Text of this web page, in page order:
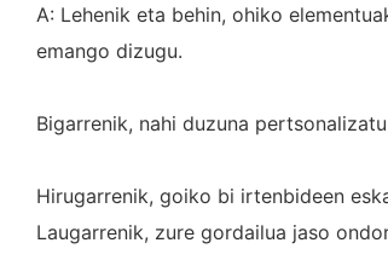
A: Lehenik eta behin, ohiko
emango dizugu.
Bigarrenik, nahi duzuna
Hirugarrenik, goiko bi irtenbideen
Laugarrenik, zure gordailua jaso